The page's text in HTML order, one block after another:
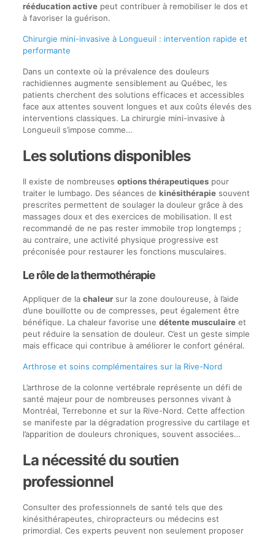
rééducation activepeut contribuer à remobiliser le dos et
à favoriser la guérison.
Chirurgie mini-invasive à Longueuil : intervention rapide et
performante
Dans un contexte où la prévalence des douleurs
rachidiennes augmente sensiblement au Québec, les
patients cherchent des solutions efficaces et accessibles
face aux attentes souvent longues et aux coûts élevés des
interventions classiques. La chirurgie mini-invasive à
Longueuil s’impose comme…
Les solutions disponibles
Il existe de nombreuses options thérapeutiquespour
traiter le lumbago. Des séances de kinésithérapiesouvent
prescrites permettent de soulager la douleur grâce à des
massages doux et des exercices de mobilisation. Il est
recommandé de ne pas rester immobile trop longtemps ;
au contraire, une activité physique progressive est
préconisée pour restaurer les fonctions musculaires.
Le rôle de la thermothérapie
Appliquer de la chaleursur la zone douloureuse, à l’aide
d’une bouillotte ou de compresses, peut également être
bénéfique. La chaleur favorise une détente musculaireet
peut réduire la sensation de douleur. C’est un geste simple
mais efficace qui contribue à améliorer le confort général.
Arthrose et soins complémentaires sur la Rive-Nord
L’arthrose de la colonne vertébrale représente un défi de
santé majeur pour de nombreuses personnes vivant à
Montréal, Terrebonne et sur la Rive-Nord. Cette affection
se manifeste par la dégradation progressive du cartilage et
l’apparition de douleurs chroniques, souvent associées…
La nécessité du soutien
professionnel
Consulter des professionnels de santé tels que des
kinésithérapeutes, chiropracteurs ou médecins est
primordial. Ces experts peuvent non seulement proposer